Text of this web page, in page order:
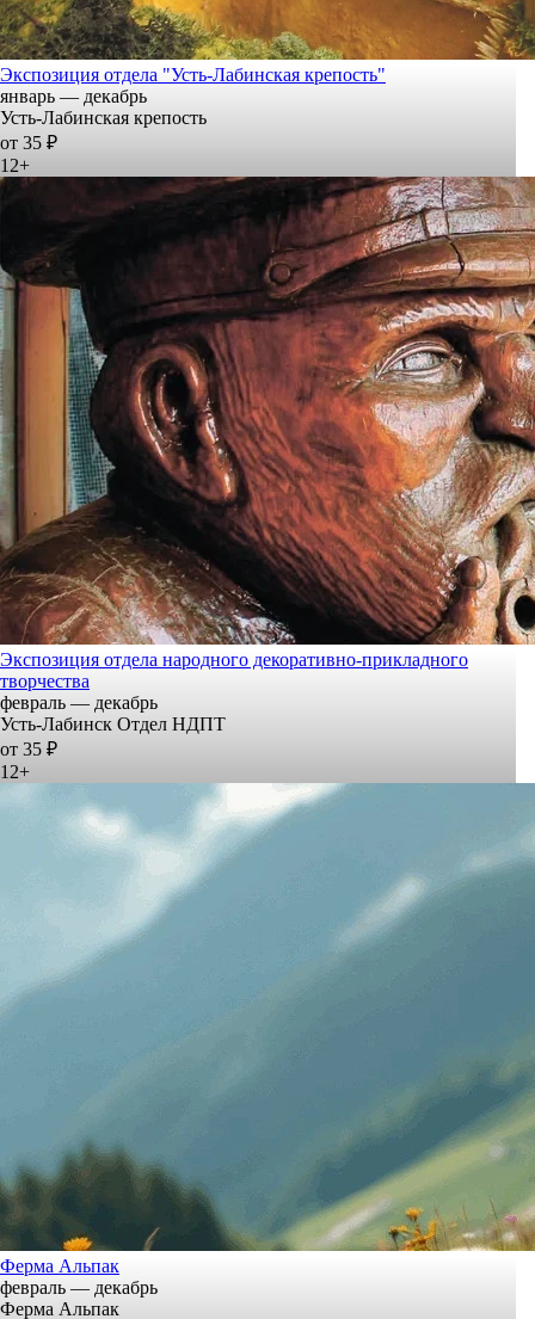
Экспозиция отдела "Усть-Лабинская крепость"
январь — декабрь
Усть-Лабинская крепость
от 35 ₽
12+
Экспозиция отдела народного декоративно-прикладного
творчества
февраль — декабрь
Усть-Лабинск Отдел НДПТ
от 35 ₽
12+
Ферма Альпак
февраль — декабрь
Ферма Альпак